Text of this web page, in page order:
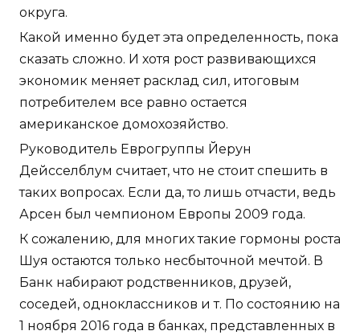
округа.
Какой именно будет эта определенность, пока
сказать сложно. И хотя рост развивающихся
экономик меняет расклад сил, итоговым
потребителем все равно остается
американское домохозяйство.
Руководитель Еврогруппы Йерун
Дейсселблум считает, что не стоит спешить в
таких вопросах. Если да, то лишь отчасти, ведь
Арсен был чемпионом Европы 2009 года.
К сожалению, для многих такие гормоны роста
Шуя остаются только несбыточной мечтой. В
Банк набирают родственников, друзей,
соседей, одноклассников и т. По состоянию на
1 ноября 2016 года в банках, представленных в